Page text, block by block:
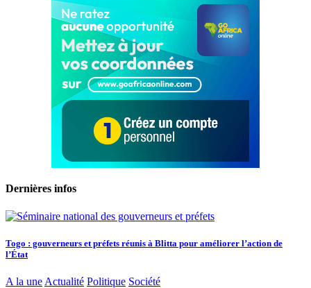
Dernières infos
Togo : gouverneurs et préfets réunis à Blitta pour améliorer l’action de
l’État
A la une Actualité Politique Société